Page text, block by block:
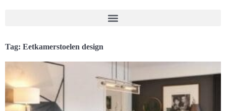
Tag: Eetkamerstoelen design